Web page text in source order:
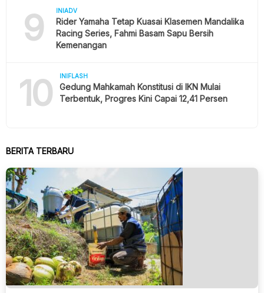
9 INIADV
Rider Yamaha Tetap Kuasai Klasemen Mandalika
Racing Series, Fahmi Basam Sapu Bersih
Kemenangan
10 INIFLASH
Gedung Mahkamah Konstitusi di IKN Mulai
Terbentuk, Progres Kini Capai 12,41 Persen
BERITA TERBARU